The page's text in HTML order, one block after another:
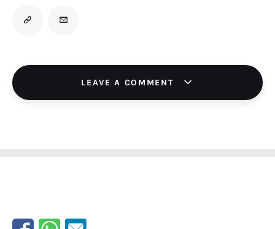
LEAVE A COMMENT